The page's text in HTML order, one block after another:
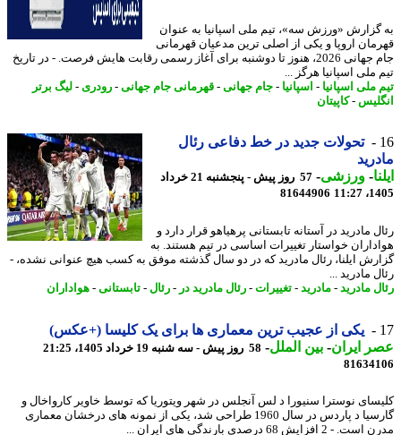
«ورزش سه»، تیم ملی اسپانیا به عنوان
اروپا و یکی از اصلی ترین مدعیان قهرمانی
جام جهانی 2026، هنوز تا دوشنبه برای آغاز رسمی رقابت هایش فرصت. - در تاریخ
ملی اسپانیا هرگز ...
ملی اسپانیا-اسپانیا-جام جهانی-قهرمانی جام جهانی-رودری- لیگ برتر
-کاپیتان
تحولات جدید در خط دفاعی رئال
-ورزشی-
57 روز پیش - پنجشنبه 21 خرداد
81644906
مادرید در آستانه تابستانی پرهیاهو قرار دارد و
خواستار تغییرات اساسی در تیم هستند. به
ایلنا، رئال مادرید که در دو سال گذشته موفق به کسب هیچ عنوانی نشده، -
مادرید ...
مادرید- مادرید- تغییرات- رئال مادرید در- رئال -تابستانی-هواداران
یکی از عجیب ترین معماری ها برای یک کلیسا (+عکس)
ایران- بین الملل-58 روز پیش - سه شنبه 19 خرداد 1405، 21:25
نوسترا سنیورا د لس آنجلس در شهر ویتوریا که توسط خاویر کارواخال و
گارسیا د پاردس در سال 1960 طراحی شد، یکی از نمونه های درخشان معماری
افزایش 68 درصدی بارندگی های ایران ...